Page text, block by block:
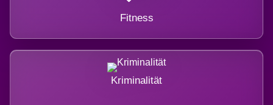
Fitness
Kriminalität